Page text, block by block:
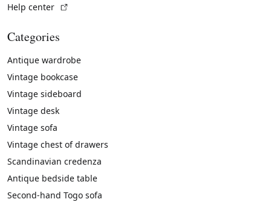
Help center
Categories
Antique wardrobe
Vintage bookcase
Vintage sideboard
Vintage desk
Vintage sofa
Vintage chest of drawers
Scandinavian credenza
Antique bedside table
Second-hand Togo sofa